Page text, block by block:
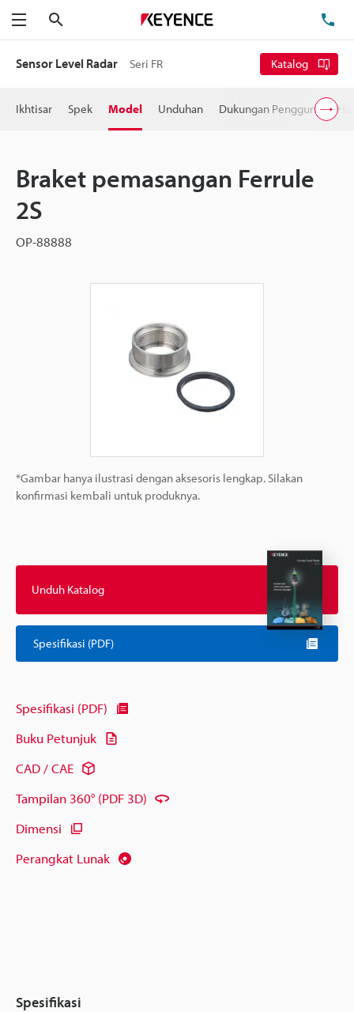
Menu
Sensor Level Radar Seri FR Katalog
Ikhtisar Spek Model Unduhan Dukungan Pengguna
Braket pemasangan Ferrule
2S
OP-88888
*Gambar hanya ilustrasi dengan aksesoris lengkap. Silakan
konfirmasi kembali untuk produknya.
Unduh Katalog
Spesifikasi (PDF)
Spesifikasi (PDF)
Buku Petunjuk
CAD / CAE
Tampilan 360° (PDF 3D)
Dimensi
Perangkat Lunak
Spesifikasi